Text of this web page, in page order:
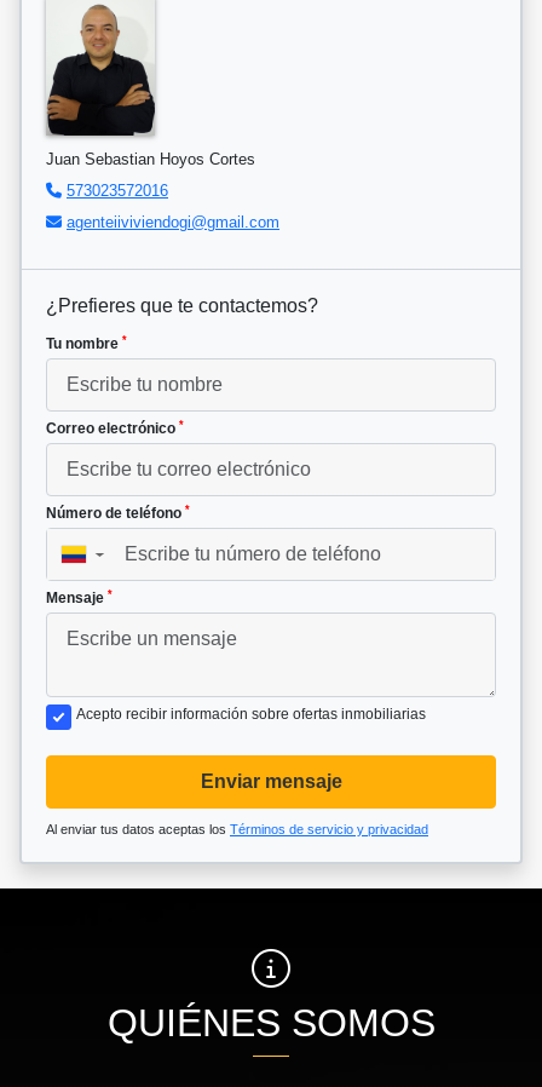
Juan Sebastian Hoyos Cortes
573023572016
agenteiiviviendogi@gmail.com
¿Prefieres que te contactemos?
Tu nombre *
Correo electrónico *
Número de teléfono *
▼
Mensaje *
Acepto recibir información sobre ofertas inmobiliarias
Enviar mensaje
Al enviar tus datos aceptas los Términos de servicio y privacidad
QUIÉNES SOMOS